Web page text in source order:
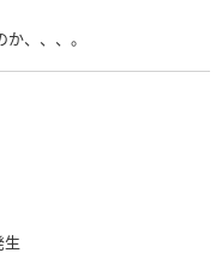
、、、。
生